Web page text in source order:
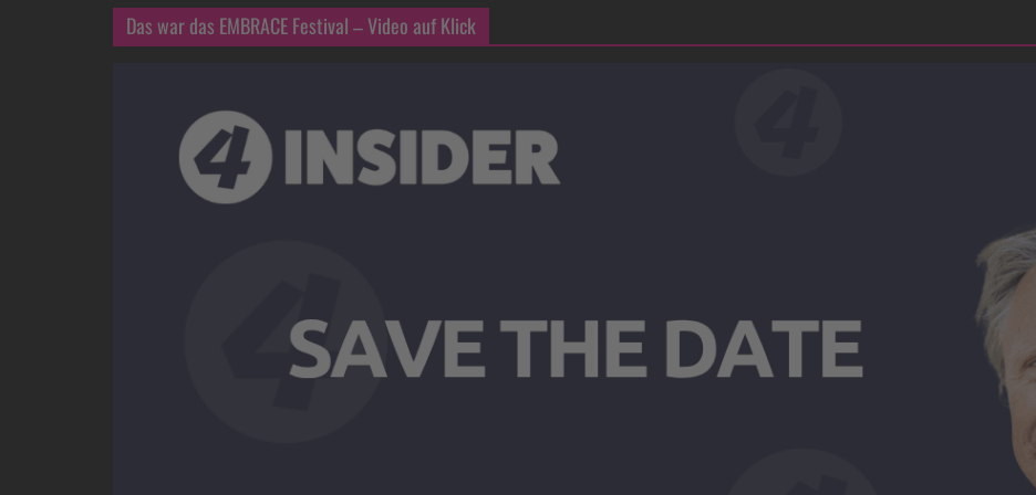
Das war das EMBRACE Festival – Video auf Klick